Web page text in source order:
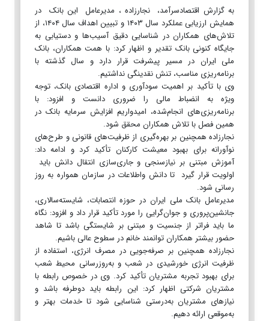
به گزارش اقتصادسرآمد، نجارزاده ، مدیرعامل این بانک در
همایش ارزیابی عملکرد سال ۱۴۰۳ و تبیین اهداف سال ۱۴۰۴، از
تلاش‌های همکاران در شناسایی دقیق آسیب‌ها و دستیابی به
جایگاه کنونی بانک تقدیر و اظهار کرد: با همت همکاران، بانک
ملی ایران در مسیر پیشرفت قرار دارد و سال گذشته با
برنامه‌ریزی مناسب، تنش نقدینگی نداشتیم.
وی با تأکید بر اهمیت سودآوری و اداره اقتصادی بانک، توجه
ویژه به انضباط مالی را ضروری دانست و افزود: با
برنامه‌ریزی‌های انجام‌شده، امیدواریم افزایش سرمایه بانک در
همین فصل با تلاش همکاران محقق شود.
نجارزاده همچنین بر بهره‌گیری از ظرفیت‌های قانونی و طرح‌های
نوآورانه برای بهبود معیشت کارکنان تأکید کرد و ادامه داد:
آموزش مبتنی بر نیازسنجی و جاری‌سازی انتقال دانش باید
اولویت‌ قرار گیرد تا دانش واطلاعات در سازمان همواره به روز
رسانی شود.
مدیرعامل بانک ملی ایران در حوزه انتصابات، شایسته‌سالاری،
جانشین‌پروری و جوان‌گرایی را مورد تأکید قرار داد و افزود: نگاه
ما باید فراتر از جنسیت و مبتنی بر شایستگی باشد تا شاهد
حضور بیشتر همکاران توانمند خانم در سطوح عالی باشیم.
نجارزاده همچنین بر صرفه‌جویی در مصرف انرژی، استفاده از
ظرفیت انرژی خورشیدی در شعب و به‌روزرسانی محیط شعب
برای بهبود تجربه مشتریان تأکید کرد. وی در خصوص رابطه با
مشتریان شرکتی اظهار کرد: این رابطه باید دوطرفه باشد و
نیازهای مشتریان به‌درستی شناسایی شود تا خدمات بهتر و
به‌موقعی ارائه دهیم.